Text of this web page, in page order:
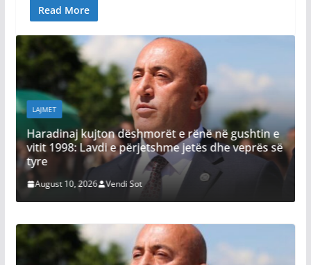
Read More
kujton dëshmorët e rënë në gushtin e
Lavdi e përjetshme jetës dhe veprës së
10, 2026 Vendi Sot
Deklaratat
Ujmanin,
dhe BE